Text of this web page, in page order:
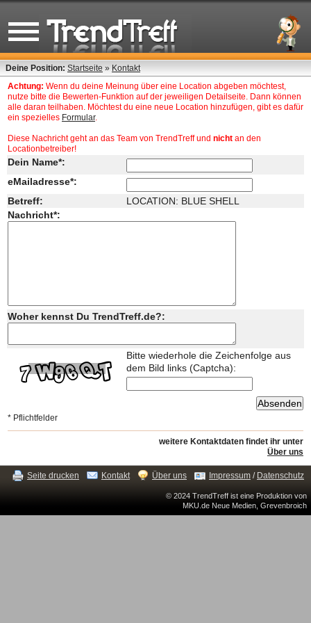
Deine Position: Startseite » Kontakt
Achtung: Wenn du deine Meinung über eine Location abgeben möchtest,
nutze bitte die Bewerten-Funktion auf der jeweiligen Detailseite. Dann können
alle daran teilhaben. Möchtest du eine neue Location hinzufügen, gibt es dafür
ein spezielles Formular.
Diese Nachricht geht an das Team von TrendTreff und nicht an den
Locationbetreiber!
Dein Name*:
eMailadresse*:
Betreff:
LOCATION: BLUE SHELL
Nachricht*:
Woher kennst Du TrendTreff.de?:
Bitte wiederhole die Zeichenfolge aus
dem Bild links (Captcha):
* Pflichtfelder
weitere Kontaktdaten findet ihr unter
Über uns
Seite drucken Kontakt Über uns Impressum / Datenschutz
© 2024 TrendTreff ist eine Produktion von
MKU.de Neue Medien, Grevenbroich